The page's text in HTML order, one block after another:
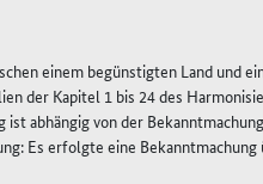
einem begünstigten Land und
der Kapitel 1 bis 24 des
abhängig von der
Es erfolgte eine